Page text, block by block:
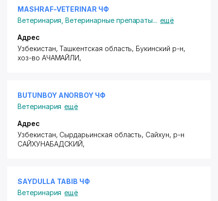
MASHRAF-VETERINAR ЧФ
Ветеринария ,Ветеринарные препараты... ещё
Адрес
Узбекистан, Ташкентская область, Букинский р-н,
хоз-во АЧАМАЙЛИ,
BUTUNBOY ANORBOY ЧФ
Ветеринария ещё
Адрес
Узбекистан, Сырдарьинская область, Сайхун, р-н
САЙХУНАБАДСКИЙ,
SAYDULLA TABIB ЧФ
Ветеринария ещё